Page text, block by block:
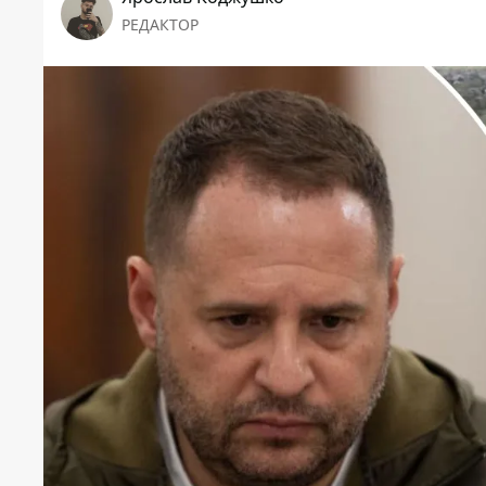
РЕДАКТОР